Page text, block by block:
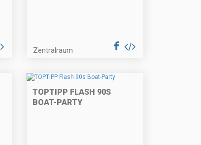
Zentralraum
TOPTIPP FLASH 90S
BOAT-PARTY